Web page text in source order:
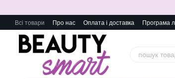
Всі товари Про нас Оплата і доставка Програма